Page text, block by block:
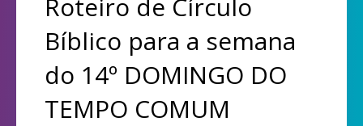
Roteiro de Círculo
Bíblico para a semana
do 14º DOMINGO DO
TEMPO COMUM